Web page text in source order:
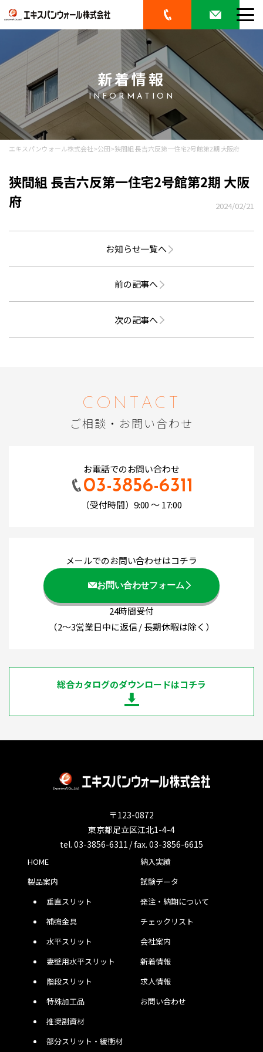
新着情報
INFORMATION
エキスパンウォール株式会社>公団>狭間組 長吉六反第一住宅2号館第2期 大阪府
狭間組 長吉六反第一住宅2号館第2期 大阪
府
2024/02/21
お知らせ一覧へ
前の記事へ
次の記事へ
CONTACT
ご相談・お問い合わせ
お電話でのお問い合わせ
03-3856-6311
（受付時間）9:00 ～ 17:00
メールでのお問い合わせはコチラ
お問い合わせフォーム
24時間受付
（2～3営業日中に返信 / 長期休暇は除く）
総合カタログのダウンロードはコチラ
〒123-0872
東京都足立区江北1-4-4
tel. 03-3856-6311 / fax. 03-3856-6615
HOME
製品案内
垂直スリット
補強金具
水平スリット
妻壁用水平スリット
階段スリット
特殊加工品
推奨副資材
部分スリット・緩衝材
納入実績
試験データ
発注・納期について
チェックリスト
会社案内
新着情報
求人情報
お問い合わせ